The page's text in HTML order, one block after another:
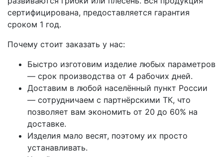
сертифицирована, предоставляется гарантия
сроком 1 год.
Почему стоит заказать у нас:
Быстро изготовим изделие любых параметров
— срок производства от 4 рабочих дней.
Доставим в любой населённый пункт России
— сотрудничаем с партнёрскими ТК, что
позволяет вам экономить от 20 до 60% на
доставке.
Изделия мало весят, поэтому их просто
устанавливать.